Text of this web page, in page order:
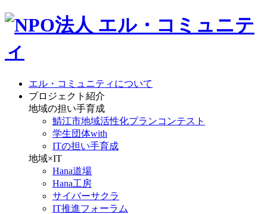
エル・コミュニティについて
プロジェクト紹介
地域の担い手育成
鯖江市地域活性化プランコンテスト
学生団体with
ITの担い手育成
地域×IT
Hana道場
Hana工房
サイバーサクラ
IT推進フォーラム